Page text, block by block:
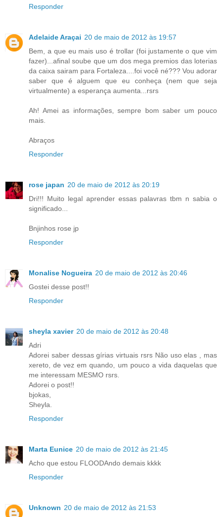
Responder
Adelaide Araçai 20 de maio de 2012 às 19:57
Bem, a que eu mais uso é trollar (foi justamente o que vim
fazer)...afinal soube que um dos mega premios das loterias
da caixa sairam para Fortaleza....foi você né??? Vou adorar
saber que é alguem que eu conheça (nem que seja
virtualmente) a esperança aumenta...rsrs
Ah! Amei as informações, sempre bom saber um pouco
mais.
Abraços
Responder
rose japan 20 de maio de 2012 às 20:19
Dri!!! Muito legal aprender essas palavras tbm n sabia o
significado...
Bnjinhos rose jp
Responder
Monalise Nogueira 20 de maio de 2012 às 20:46
Gostei desse post!!
Responder
sheyla xavier 20 de maio de 2012 às 20:48
Adri
Adorei saber dessas gírias virtuais rsrs Não uso elas , mas
xereto, de vez em quando, um pouco a vida daquelas que
me interessam MESMO rsrs.
Adorei o post!!
bjokas,
Sheyla.
Responder
Marta Eunice 20 de maio de 2012 às 21:45
Acho que estou FLOODAndo demais kkkk
Responder
Unknown 20 de maio de 2012 às 21:53